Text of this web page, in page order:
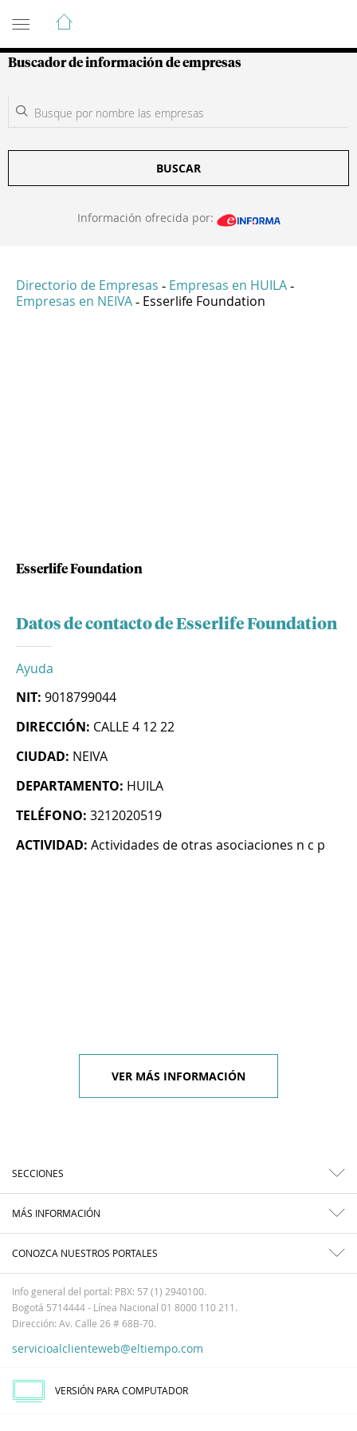
Guía de Empresas Colombianas
Buscador de información de empresas
BUSCAR
Información ofrecida por:
Directorio de Empresas - Empresas en HUILA -
Empresas en NEIVA - Esserlife Foundation
Esserlife Foundation
Datos de contacto de Esserlife Foundation
Ayuda
NIT: 9018799044
DIRECCIÓN: CALLE 4 12 22
CIUDAD: NEIVA
DEPARTAMENTO: HUILA
TELÉFONO: 3212020519
ACTIVIDAD: Actividades de otras asociaciones n c p
VER MÁS INFORMACIÓN
SECCIONES
MÁS INFORMACIÓN
CONOZCA NUESTROS PORTALES
Info general del portal: PBX: 57 (1) 2940100.
Bogotá 5714444 - Línea Nacional 01 8000 110 211.
Dirección: Av. Calle 26 # 68B-70.
servicioalclienteweb@eltiempo.com
VERSIÓN PARA COMPUTADOR